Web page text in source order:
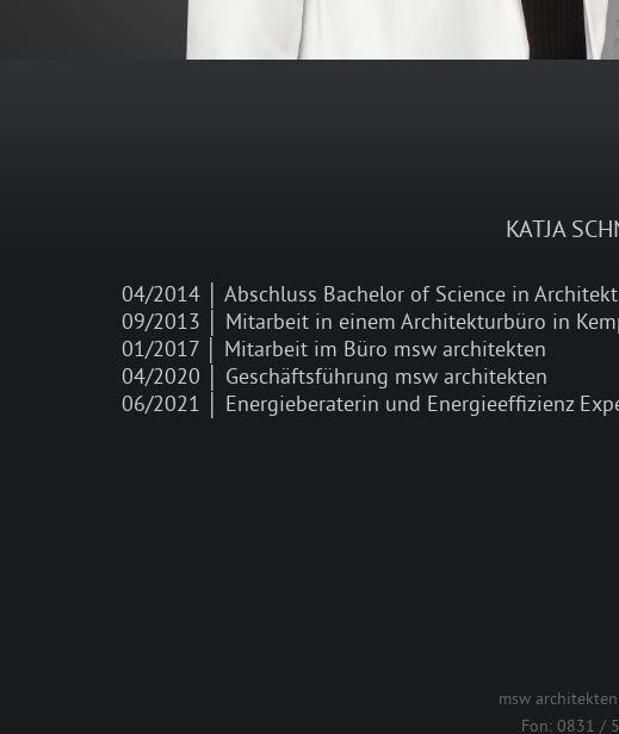
KATJA
04/2014 │ Abschluss Bachelor of Science in
09/2013 │ Mitarbeit in einem Architekturbüro in
01/2017 │ Mitarbeit im Büro msw architekten
04/2020 │ Geschäftsführung msw architekten
06/2021 │ Energieberaterin und Energieeffizienz
msw
Fon: 0831 /